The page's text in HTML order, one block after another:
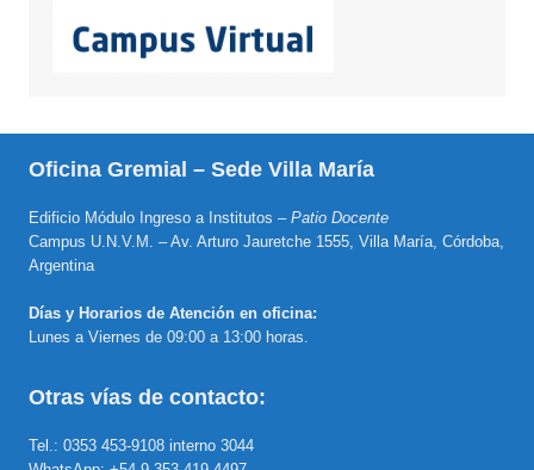
Oficina Gremial – Sede Villa María
Edificio Módulo Ingreso a Institutos – Patio Docente
Campus U.N.V.M. – Av. Arturo Jauretche 1555, Villa María, Córdoba,
Argentina
Días y Horarios de Atención en oficina:
Lunes a Viernes de 09:00 a 13:00 horas.
Otras vías de contacto:
Tel.: 0353 453-9108 interno 3044